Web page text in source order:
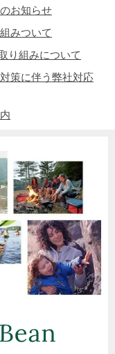
お知らせ
みついて
り組みについて
策に伴う弊社対応